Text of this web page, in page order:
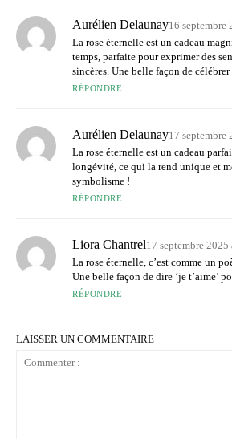
Aurélien Delaunay16 septembre
La rose éternelle est un cadeau
temps, parfaite pour exprimer des
sincères. Une belle façon de célébrer
RÉPONDRE
Aurélien Delaunay17 septembre
La rose éternelle est un cadeau
longévité, ce qui la rend unique et
symbolisme !
RÉPONDRE
Liora Chantrel17 septembre 2025
La rose éternelle, c’est comme un
Une belle façon de dire ‘je t’aime’
RÉPONDRE
LAISSER UN COMMENTAIRE